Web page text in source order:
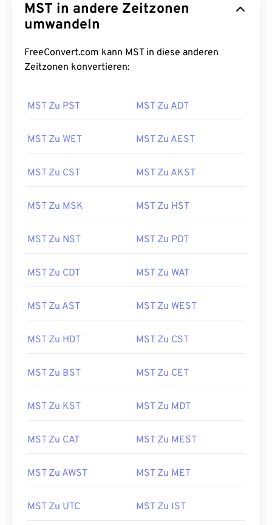
MST in andere Zeitzonen
umwandeln
FreeConvert.com kann MST in diese anderen
Zeitzonen konvertieren:
MST Zu PST MST Zu ADT
MST Zu WET MST Zu AEST
MST Zu CST MST Zu AKST
MST Zu MSK MST Zu HST
MST Zu NST MST Zu PDT
MST Zu CDT MST Zu WAT
MST Zu AST MST Zu WEST
MST Zu HDT MST Zu CST
MST Zu BST MST Zu CET
MST Zu KST MST Zu MDT
MST Zu CAT MST Zu MEST
MST Zu AWST MST Zu MET
MST Zu UTC MST Zu IST